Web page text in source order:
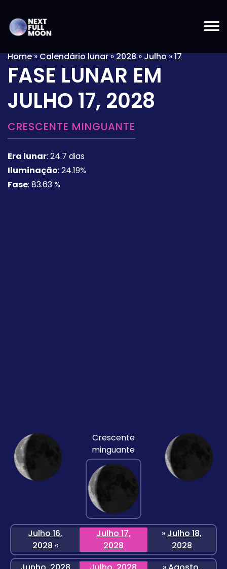
Home»Calendário lunar»2028»Julho»17
FASE LUNAR EM
JULHO 17, 2028
CRESCENTE MINGUANTE
Era lunar: 24.7 dias
Iluminação: 24.19%
Fase: 83.63 %
Crescente
minguante
Julho 16,
2028 «
Julho 17,
2028
» Julho 18,
2028